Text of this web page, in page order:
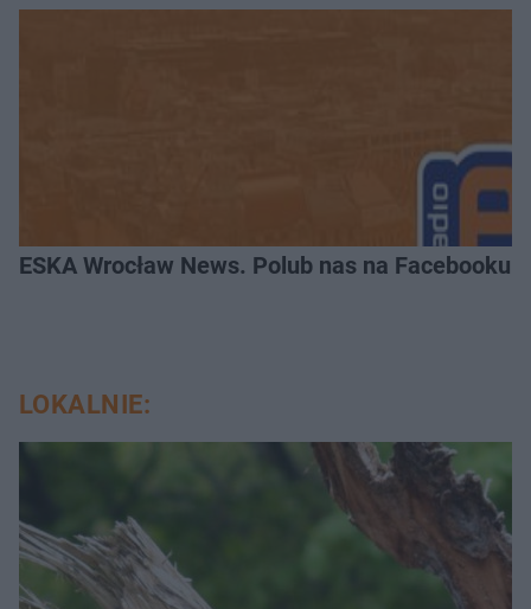
ESKA Wrocław News. Polub nas na Facebooku!
LOKALNIE: